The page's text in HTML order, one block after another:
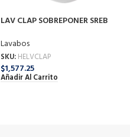
LAV CLAP SOBREPONER SREB
Lavabos
SKU: HELVCLAP
$1,577.25
Añadir Al Carrito